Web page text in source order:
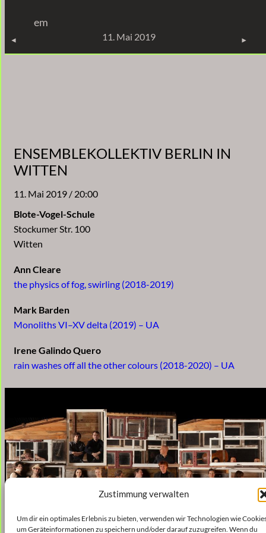
Zustimmung verwalten
Um dir ein optimales Erlebnis zu bieten, verwenden wir Technologien wie
um Geräteinformationen zu speichern und/oder darauf zuzugreifen. Wenn du
springen
em
11. Mai 2019
ENSEMBLEKOLLEKTIV BERLIN IN
WITTEN
11. Mai 2019 / 20:00
Blote-Vogel-Schule
Stockumer Str. 100
Witten
Ann Cleare
the physics of fog, swirling (2018-2019)
Mark Barden
Monoliths VI–XV delta (2019) – UA
Irene Galindo Quero
rain washes off all the other colours (2018-2020) – UA